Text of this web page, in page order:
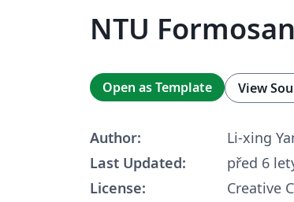
NTU
Open as Template View
Author:
Li-xing
Last Updated:
před 6
License:
Creative